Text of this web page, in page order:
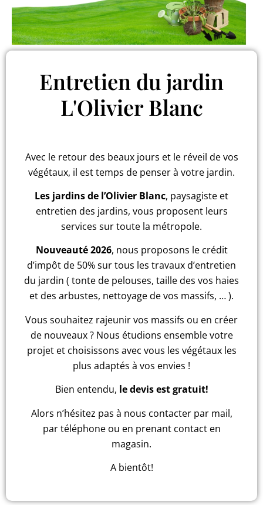
Entretien du jardin
L'Olivier Blanc
Avec le retour des beaux jours et le réveil de vos
végétaux, il est temps de penser à votre jardin.
Les jardins de l’Olivier Blanc, paysagiste et
entretien des jardins, vous proposent leurs
services sur toute la métropole.
Nouveauté 2026, nous proposons le crédit
d’impôt de 50% sur tous les travaux d’entretien
du jardin ( tonte de pelouses, taille des vos haies
et des arbustes, nettoyage de vos massifs, … ).
Vous souhaitez rajeunir vos massifs ou en créer
de nouveaux ? Nous étudions ensemble votre
projet et choisissons avec vous les végétaux les
plus adaptés à vos envies !
Bien entendu, le devis est gratuit!
Alors n’hésitez pas à nous contacter par mail,
par téléphone ou en prenant contact en
magasin.
A bientôt!